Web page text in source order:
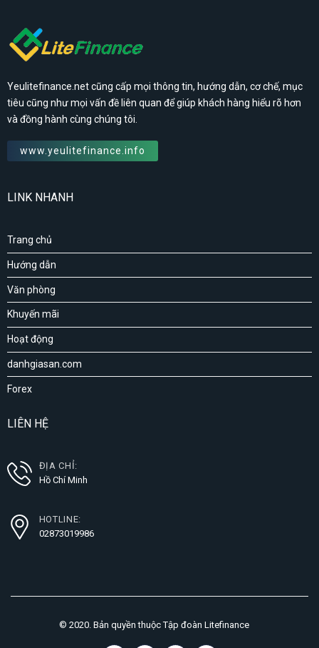
Yeulitefinance.net cũng cấp mọi thông tin, hướng dẫn, cơ chế, mục
tiêu cũng như mọi vấn đề liên quan để giúp khách hàng hiểu rõ hơn
và đồng hành cùng chúng tôi.
www.yeulitefinance.info
LINK NHANH
Trang chủ
Hướng dẫn
Văn phòng
Khuyến mãi
Hoạt động
danhgiasan.com
Forex
LIÊN HỆ
ĐỊA CHỈ:
Hồ Chí Minh
HOTLINE:
02873019986
© 2020. Bản quyền thuộc Tập đoàn Litefinance